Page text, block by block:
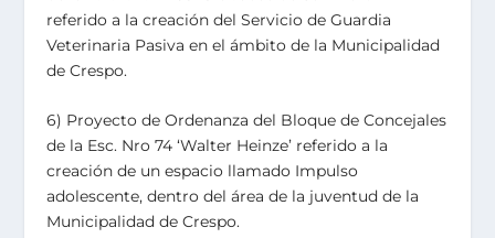
referido a la creación del Servicio de Guardia
Veterinaria Pasiva en el ámbito de la Municipalidad
de Crespo.
6) Proyecto de Ordenanza del Bloque de Concejales
de la Esc. Nro 74 ‘Walter Heinze’ referido a la
creación de un espacio llamado Impulso
adolescente, dentro del área de la juventud de la
Municipalidad de Crespo.